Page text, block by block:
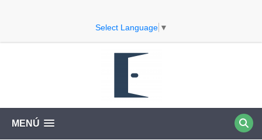
Select Language ▼
MENÚ